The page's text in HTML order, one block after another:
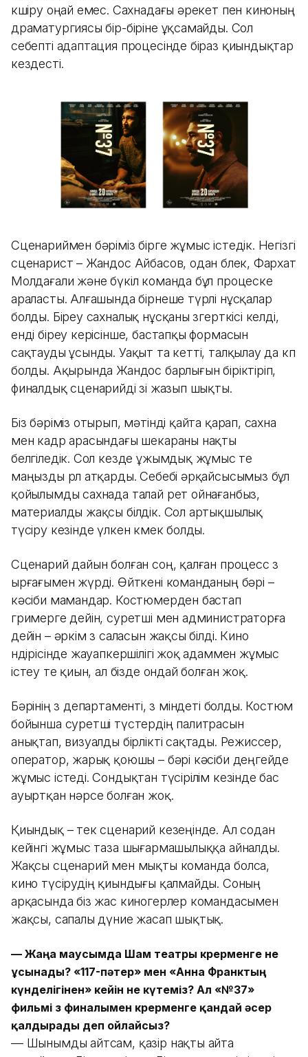
көшіру оңай емес. Сахнадағы әрекет пен киноның
драматургиясы бір-біріне ұқсамайды. Сол
себепті адаптация процесінде біраз қиындықтар
кездесті.
Сценариймен бәріміз бірге жұмыс істедік. Негізгі
сценарист – Жандос Айбасов, одан бөлек, Фархат
Молдағали және бүкіл команда бұл процеске
араласты. Алғашында бірнеше түрлі нұсқалар
болды. Біреу сахналық нұсқаны өзгерткісі келді,
енді біреу керісінше, бастапқы формасын
сақтауды ұсынды. Уақыт та кетті, талқылау да көп
болды. Ақырында Жандос барлығын біріктіріп,
финалдық сценарийді өзі жазып шықты.
Біз бәріміз отырып, мәтінді қайта қарап, сахна
мен кадр арасындағы шекараны нақты
белгіледік. Сол кезде ұжымдық жұмыс өте
маңызды рөл атқарды. Себебі әрқайсысымыз бұл
қойылымды сахнада талай рет ойнағанбыз,
материалды жақсы білдік. Сол артықшылық
түсіру кезінде үлкен көмек болды.
Сценарий дайын болған соң, қалған процесс өз
ырғағымен жүрді. Өйткені команданың бәрі –
кәсіби мамандар. Костюмерден бастап
гримерге дейін, суретші мен администраторға
дейін – әркім өз саласын жақсы білді. Кино
өндірісінде жауапкершілігі жоқ адаммен жұмыс
істеу өте қиын, ал бізде ондай болған жоқ.
Бәрінің өз департаменті, өз міндеті болды. Костюм
бойынша суретші түстердің палитрасын
анықтап, визуалды бірлікті сақтады. Режиссер,
оператор, жарық қоюшы – бәрі кәсіби деңгейде
жұмыс істеді. Сондықтан түсірілім кезінде бас
ауыртқан нәрсе болған жоқ.
Қиындық – тек сценарий кезеңінде. Ал содан
кейінгі жұмыс таза шығармашылыққа айналды.
Жақсы сценарий мен мықты команда болса,
кино түсірудің қиындығы қалмайды. Соның
арқасында біз жас киногерлер командасымен
жақсы, сапалы дүние жасап шықтық.
— Жаңа маусымда Шам театры көрерменге не
ұсынады? «117-пәтер» мен «Анна Франктың
күнделігінен» кейін не күтеміз? Ал «№37»
фильмі өз финалымен көрерменге қандай әсер
қалдырады деп ойлайсыз?
— Шынымды айтсам, қазір нақты айта